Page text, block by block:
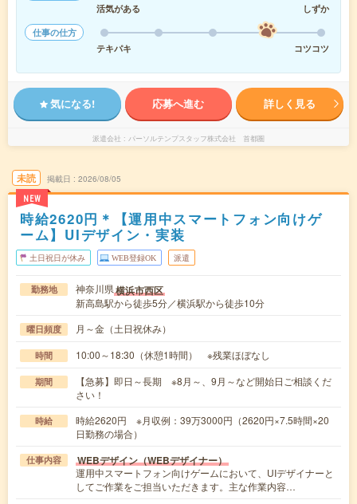
活気がある
しずか
仕事の仕方
テキパキ
コツコツ
気になる! 応募へ進む 詳しく見る
派遣会社 パーソルテンプスタッフ株式会社 首都圏
未読
NEW
掲載日 2026/08/05
時給2620円＊【運用中スマートフォン向けゲ
ーム】UIデザイン・実装
土日祝日が休み WEB登録OK 派遣
勤務地 神奈川県横浜市西区
新高島駅から徒歩5分／横浜駅から徒歩10分
曜日頻度 月～金（土日祝休み）
時間 10:00～18:30（休憩1時間） ※残業ほぼなし
期間
【急募】即日～長期 ※8月～、9月～など開始日ご相談くだ
さい！
時給
時給2620円 ※月収例：39万3000円（2620円×7.5時間×20
日勤務の場合）
仕事内容 WEBデザイン（WEBデザイナー）
運用中スマートフォン向けゲームにおいて、UIデザイナーと
してご作業をご担当いただきます。主な作業内容…